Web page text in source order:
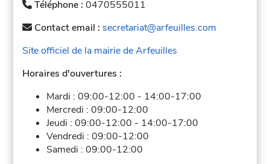
Téléphone :0470555011
Contact email : secretariat@arfeuilles.com
Site officiel de la mairie de Arfeuilles
Horaires d'ouvertures :
Mardi :09:00-12:00 - 14:00-17:00
Mercredi :09:00-12:00
Jeudi :09:00-12:00 - 14:00-17:00
Vendredi :09:00-12:00
Samedi :09:00-12:00